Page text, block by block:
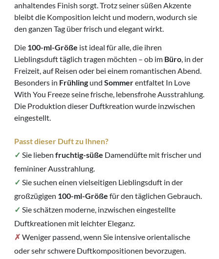
anhaltendes Finish sorgt. Trotz seiner süßen Akzente
bleibt die Komposition leicht und modern, wodurch sie
den ganzen Tag über frisch und elegant wirkt.
Die 100-ml-Größe ist ideal für alle, die ihren
Lieblingsduft täglich tragen möchten – ob im Büro, in der
Freizeit, auf Reisen oder bei einem romantischen Abend.
Besonders in Frühling und Sommerentfaltet In Love
With You Freeze seine frische, lebensfrohe Ausstrahlung.
Die Produktion dieser Duftkreation wurde inzwischen
eingestellt.
Passt dieser Duft zu Ihnen?
✓ Sie lieben fruchtig-süße Damendüfte mit frischer und
femininer Ausstrahlung.
✓ Sie suchen einen vielseitigen Lieblingsduft in der
großzügigen 100-ml-Größe für den täglichen Gebrauch.
✓ Sie schätzen moderne, inzwischen eingestellte
Duftkreationen mit leichter Eleganz.
✗ Weniger passend, wenn Sie intensive orientalische
oder sehr schwere Duftkompositionen bevorzugen.